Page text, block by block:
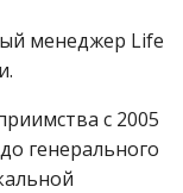
менеджер Life
с 2005
генерального